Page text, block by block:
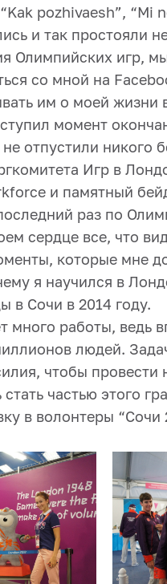
pozhivaesh”,
и так простояли
Олимпийских игр,
со мной на
им о моей жизни
момент
отпустили никого
Игр в
и памятный
раз по
сердце все, что
которые мне
я научился в
в Сочи в 2014 году.
много работы, ведь
людей.
чтобы
частью этого
в волонтеры “Сочи